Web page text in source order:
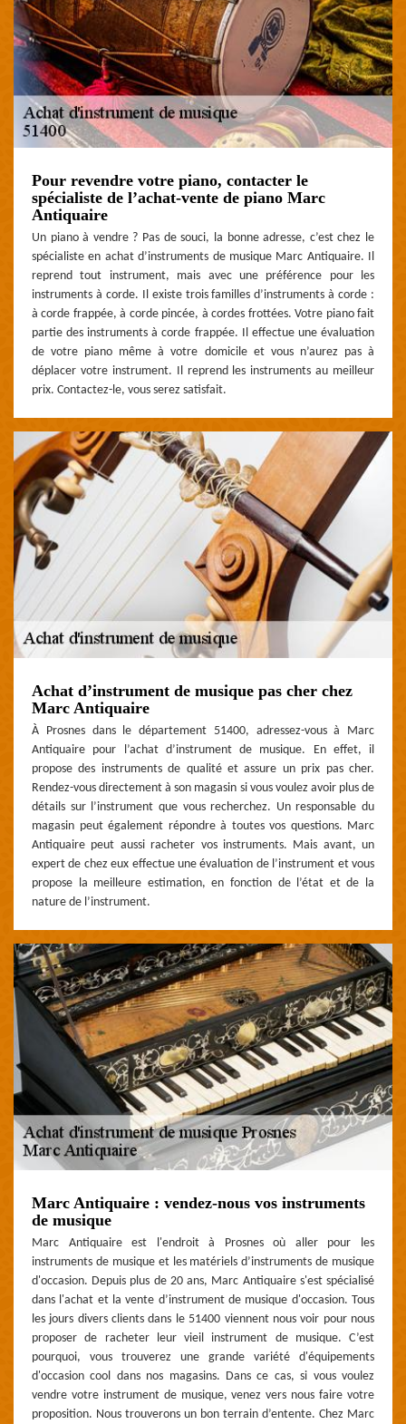
Pour revendre votre piano, contacter le
spécialiste de l’achat-vente de piano Marc
Antiquaire
Un piano à vendre ? Pas de souci, la bonne adresse, c’est chez le
spécialiste en achat d’instruments de musique Marc Antiquaire. Il
reprend tout instrument, mais avec une préférence pour les
instruments à corde. Il existe trois familles d’instruments à corde :
à corde frappée, à corde pincée, à cordes frottées. Votre piano fait
partie des instruments à corde frappée. Il effectue une évaluation
de votre piano même à votre domicile et vous n’aurez pas à
déplacer votre instrument. Il reprend les instruments au meilleur
prix. Contactez-le, vous serez satisfait.
Achat d’instrument de musique pas cher chez
Marc Antiquaire
À Prosnes dans le département 51400, adressez-vous à Marc
Antiquaire pour l’achat d’instrument de musique. En effet, il
propose des instruments de qualité et assure un prix pas cher.
Rendez-vous directement à son magasin si vous voulez avoir plus de
détails sur l’instrument que vous recherchez. Un responsable du
magasin peut également répondre à toutes vos questions. Marc
Antiquaire peut aussi racheter vos instruments. Mais avant, un
expert de chez eux effectue une évaluation de l’instrument et vous
propose la meilleure estimation, en fonction de l’état et de la
nature de l’instrument.
Marc Antiquaire : vendez-nous vos instruments
de musique
Marc Antiquaire est l'endroit à Prosnes où aller pour les
instruments de musique et les matériels d’instruments de musique
d'occasion. Depuis plus de 20 ans, Marc Antiquaire s'est spécialisé
dans l'achat et la vente d’instrument de musique d'occasion. Tous
les jours divers clients dans le 51400 viennent nous voir pour nous
proposer de racheter leur vieil instrument de musique. C’est
pourquoi, vous trouverez une grande variété d'équipements
d'occasion cool dans nos magasins. Dans ce cas, si vous voulez
vendre votre instrument de musique, venez vers nous faire votre
proposition. Nous trouverons un bon terrain d’entente. Chez Marc